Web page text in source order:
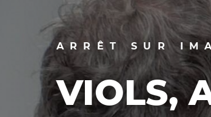
La vie du site
ARRÊT SUR
VIOLS,